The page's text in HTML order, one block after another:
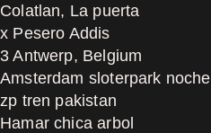
Colatlan, La puerta
x Pesero Addis
3 Antwerp, Belgium
Amsterdam sloterpark noche
zp tren pakistan
Hamar chica arbol